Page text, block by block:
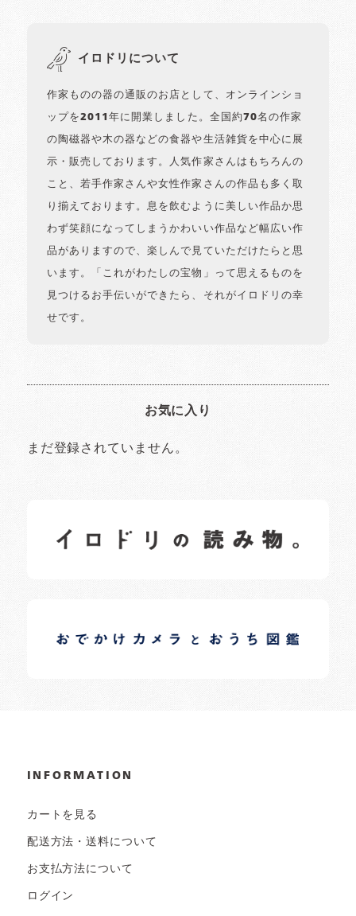
イロドリについて
作家ものの器の通販のお店として、オンラインショ
ップを2011年に開業しました。全国約70名の作家
の陶磁器や木の器などの食器や生活雑貨を中心に展
示・販売しております。人気作家さんはもちろんの
こと、若手作家さんや女性作家さんの作品も多く取
り揃えております。息を飲むように美しい作品か思
わず笑顔になってしまうかわいい作品など幅広い作
品がありますので、楽しんで見ていただけたらと思
います。「これがわたしの宝物」って思えるものを
見つけるお手伝いができたら、それがイロドリの幸
せです。
お気に入り
まだ登録されていません。
日常の様子など随時更新中です。
日常の様子など随時更新中です。
INFORMATION
カートを見る
配送方法・送料について
お支払方法について
ログイン